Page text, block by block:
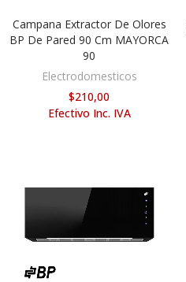
AÑADIR AL CARRITO
Campana Extractor De Olores
BP De Pared 90 Cm MAYORCA
90
Electrodomesticos
$210,00
Efectivo Inc. IVA